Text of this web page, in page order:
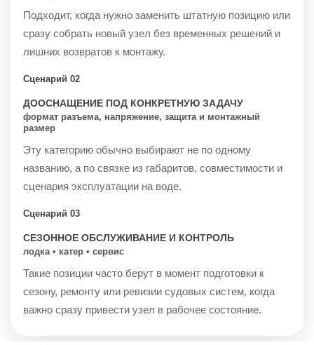
Подходит, когда нужно заменить штатную позицию или
сразу собрать новый узел без временных решений и
лишних возвратов к монтажу.
Сценарий 02
ДООСНАЩЕНИЕ ПОД КОНКРЕТНУЮ ЗАДАЧУ
формат разъема, напряжение, защита и монтажный
размер
Эту категорию обычно выбирают не по одному
названию, а по связке из габаритов, совместимости и
сценария эксплуатации на воде.
Сценарий 03
СЕЗОННОЕ ОБСЛУЖИВАНИЕ И КОНТРОЛЬ
лодка • катер • сервис
Такие позиции часто берут в момент подготовки к
сезону, ремонту или ревизии судовых систем, когда
важно сразу привести узел в рабочее состояние.